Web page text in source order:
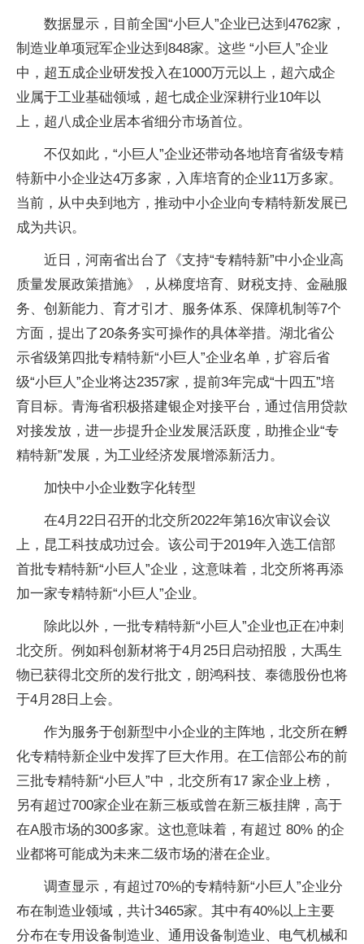
数据显示，目前全国“小巨人”企业已达到4762家，
制造业单项冠军企业达到848家。这些 “小巨人”企业
中，超五成企业研发投入在1000万元以上，超六成企
业属于工业基础领域，超七成企业深耕行业10年以
上，超八成企业居本省细分市场首位。
不仅如此，“小巨人”企业还带动各地培育省级专精
特新中小企业达4万多家，入库培育的企业11万多家。
当前，从中央到地方，推动中小企业向专精特新发展已
成为共识。
近日，河南省出台了《支持“专精特新”中小企业高
质量发展政策措施》，从梯度培育、财税支持、金融服
务、创新能力、育才引才、服务体系、保障机制等7个
方面，提出了20条务实可操作的具体举措。湖北省公
示省级第四批专精特新“小巨人”企业名单，扩容后省
级“小巨人”企业将达2357家，提前3年完成“十四五”培
育目标。青海省积极搭建银企对接平台，通过信用贷款
对接发放，进一步提升企业发展活跃度，助推企业“专
精特新”发展，为工业经济发展增添新活力。
加快中小企业数字化转型
在4月22日召开的北交所2022年第16次审议会议
上，昆工科技成功过会。该公司于2019年入选工信部
首批专精特新“小巨人”企业，这意味着，北交所将再添
加一家专精特新“小巨人”企业。
除此以外，一批专精特新“小巨人”企业也正在冲刺
北交所。例如科创新材将于4月25日启动招股，大禹生
物已获得北交所的发行批文，朗鸿科技、泰德股份也将
于4月28日上会。
作为服务于创新型中小企业的主阵地，北交所在孵
化专精特新企业中发挥了巨大作用。在工信部公布的前
三批专精特新“小巨人”中，北交所有17 家企业上榜，
另有超过700家企业在新三板或曾在新三板挂牌，高于
在A股市场的300多家。这也意味着，有超过 80% 的企
业都将可能成为未来二级市场的潜在企业。
调查显示，有超过70%的专精特新“小巨人”企业分
布在制造业领域，共计3465家。其中有40%以上主要
分布在专用设备制造业、通用设备制造业、电气机械和